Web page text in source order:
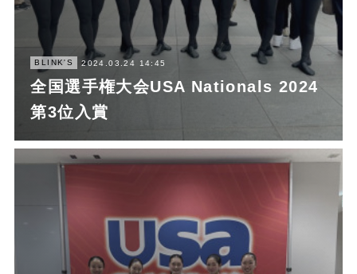
BLINK'S 2024.03.24 14:45
全国選手権大会USA Nationals 2024
第3位入賞